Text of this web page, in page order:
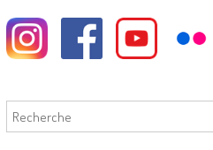
Rechercher